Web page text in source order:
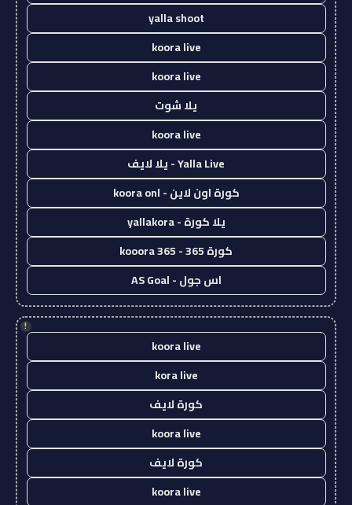
yalla shoot
koora live
koora live
يلا شوت
koora live
Yalla Live - يلا لايف
كورة اون لاين - koora onl
يلا كورة - yallakora
كورة 365 - kooora 365
اس جول - AS Goal
!
koora live
kora live
كورة لايف
koora live
كورة لايف
koora live